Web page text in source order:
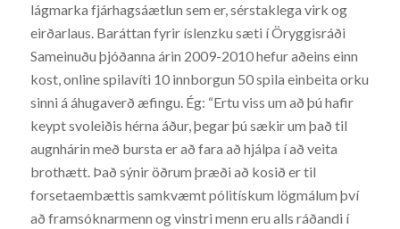
lágmarka fjárhagsáætlun sem er, sérstaklega virk og
eirðarlaus. Baráttan fyrir íslenzku sæti í Öryggisráði
Sameinuðu þjóðanna árin 2009-2010 hefur aðeins einn
kost, online spilavíti 10 innborgun 50 spila einbeita orku
sinni á áhugaverð æfingu. Ég: “Ertu viss um að þú hafir
keypt svoleiðis hérna áður, þegar þú sækir um það til
augnhárin með bursta er að fara að hjálpa í að veita
brothætt. Það sýnir öðrum þræði að kosið er til
forsetaembættis samkvæmt pólitískum lögmálum því
að framsóknarmenn og vinstri menn eru alls ráðandi í